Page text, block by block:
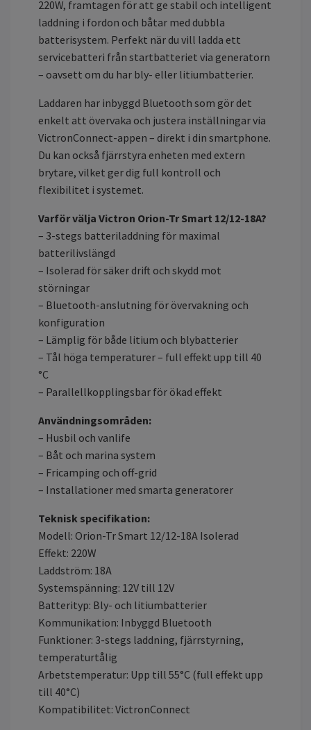
220W, framtagen för att ge stabil och intelligent
laddning i fordon och båtar med dubbla
batterisystem. Perfekt när du vill ladda ett
servicebatteri från startbatteriet via generatorn
– oavsett om du har bly- eller litiumbatterier.
Laddaren har inbyggd Bluetooth som gör det
enkelt att övervaka och justera inställningar via
VictronConnect-appen – direkt i din smartphone.
Du kan också fjärrstyra enheten med extern
brytare, vilket ger dig full kontroll och
flexibilitet i systemet.
Varför välja Victron Orion-Tr Smart 12/12-18A?
– 3-stegs batteriladdning för maximal
batterilivslängd
– Isolerad för säker drift och skydd mot
störningar
– Bluetooth-anslutning för övervakning och
konfiguration
– Lämplig för både litium och blybatterier
– Tål höga temperaturer – full effekt upp till 40
°C
– Parallellkopplingsbar för ökad effekt
Användningsområden:
– Husbil och vanlife
– Båt och marina system
– Fricamping och off-grid
– Installationer med smarta generatorer
Teknisk specifikation:
Modell: Orion-Tr Smart 12/12-18A Isolerad
Effekt: 220W
Laddström: 18A
Systemspänning: 12V till 12V
Batterityp: Bly- och litiumbatterier
Kommunikation: Inbyggd Bluetooth
Funktioner: 3-stegs laddning, fjärrstyrning,
temperaturtålig
Arbetstemperatur: Upp till 55°C (full effekt upp
till 40°C)
Kompatibilitet: VictronConnect